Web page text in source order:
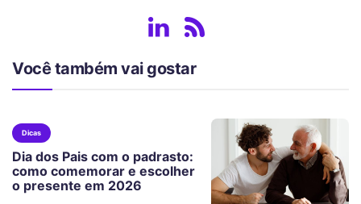
Você também vai gostar
Dicas
Dia dos Pais com o padrasto:
como comemorar e escolher
o presente em 2026